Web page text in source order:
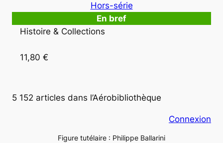
Hors-série
En bref
Histoire & Collections
11,80 €
5 152 articles dans l’Aérobibliothèque
Connexion
Figure tutélaire : Philippe Ballarini